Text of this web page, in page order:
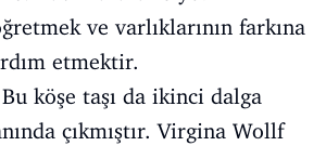
ve varlıklarının farkına
etmektir.
Bu köşe taşı da ikinci dalga
çıkmıştır. Virgina Wollf